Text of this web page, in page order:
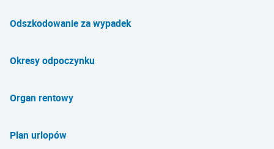
Odszkodowanie za wypadek
Okresy odpoczynku
Organ rentowy
Plan urlopów